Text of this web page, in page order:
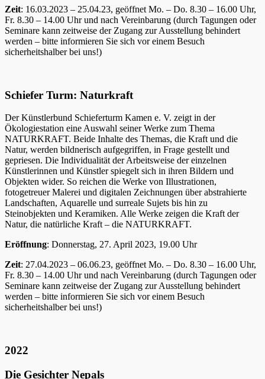
Zeit: 16.03.2023 – 25.04.23, geöffnet Mo. – Do. 8.30 – 16.00 Uhr,
Fr. 8.30 – 14.00 Uhr und nach Vereinbarung (durch Tagungen oder
Seminare kann zeitweise der Zugang zur Ausstellung behindert
werden – bitte informieren Sie sich vor einem Besuch
sicherheitshalber bei uns!)
Schiefer Turm: Naturkraft
Der Künstlerbund Schieferturm Kamen e. V. zeigt in der
Ökologiestation eine Auswahl seiner Werke zum Thema
NATURKRAFT. Beide Inhalte des Themas, die Kraft und die
Natur, werden bildnerisch aufgegriffen, in Frage gestellt und
gepriesen. Die Individualität der Arbeitsweise der einzelnen
Künstlerinnen und Künstler spiegelt sich in ihren Bildern und
Objekten wider. So reichen die Werke von Illustrationen,
fotogetreuer Malerei und digitalen Zeichnungen über abstrahierte
Landschaften, Aquarelle und surreale Sujets bis hin zu
Steinobjekten und Keramiken. Alle Werke zeigen die Kraft der
Natur, die natürliche Kraft – die NATURKRAFT.
Eröffnung: Donnerstag, 27. April 2023, 19.00 Uhr
Zeit: 27.04.2023 – 06.06.23, geöffnet Mo. – Do. 8.30 – 16.00 Uhr,
Fr. 8.30 – 14.00 Uhr und nach Vereinbarung (durch Tagungen oder
Seminare kann zeitweise der Zugang zur Ausstellung behindert
werden – bitte informieren Sie sich vor einem Besuch
sicherheitshalber bei uns!)
2022
Die Gesichter Nepals